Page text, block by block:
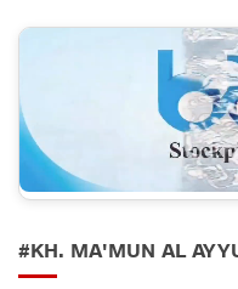
#KH. MA'MUN AL